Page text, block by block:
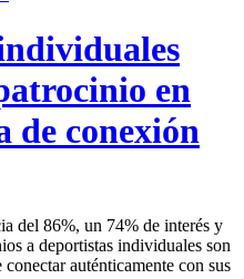
en
de conexión
del 86%, un 74% de interés y
a deportistas individuales son
auténticamente con sus